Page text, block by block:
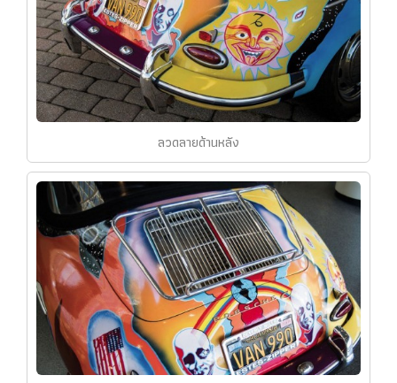
ลวดลายด้านหลัง